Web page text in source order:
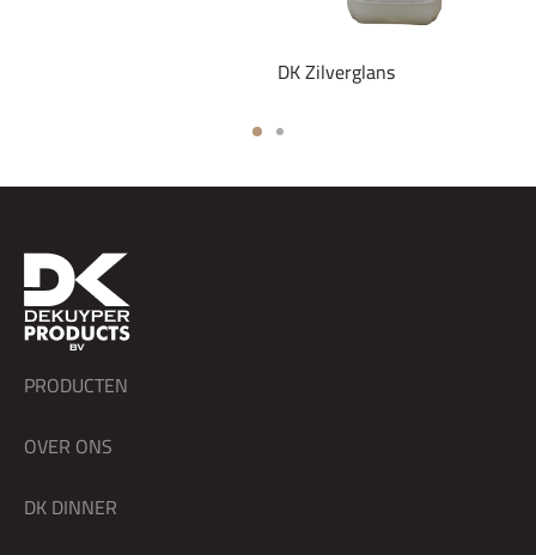
DK Zilverglans
PRODUCTEN
OVER ONS
DK DINNER